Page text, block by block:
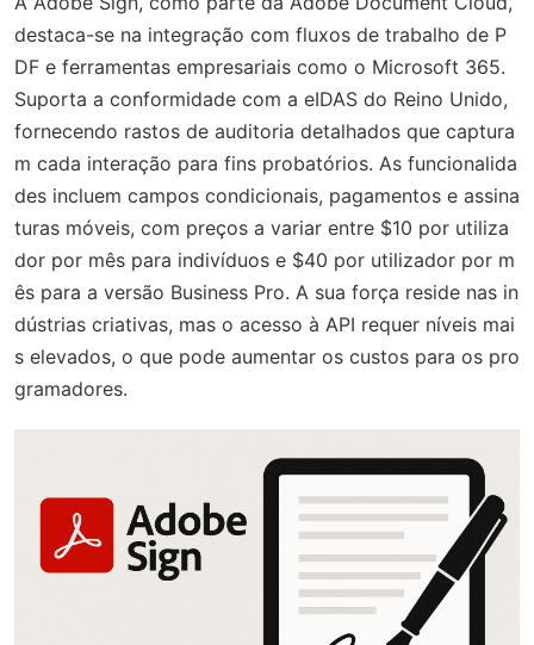
destaca-se na integração com fluxos de trabalho de P
DF e ferramentas empresariais como o Microsoft 365.
Suporta a conformidade com a eIDAS do Reino Unido,
fornecendo rastos de auditoria detalhados que captura
m cada interação para fins probatórios. As funcionalida
des incluem campos condicionais, pagamentos e assina
turas móveis, com preços a variar entre $10 por utiliza
dor por mês para indivíduos e $40 por utilizador por m
ês para a versão Business Pro. A sua força reside nas in
dústrias criativas, mas o acesso à API requer níveis mai
s elevados, o que pode aumentar os custos para os pro
gramadores.